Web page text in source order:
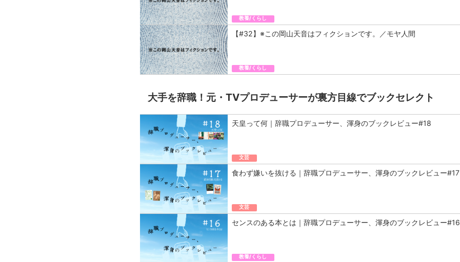
教養/くらし
【#32】※この岡山天音はフィクションです。／モヤ人間
教養/くらし
大手を辞職！元・TVプロデューサーが裏方目線でブックセレクト
天皇って何｜辞職プロデューサー、渾身のブックレビュー#18
文芸
食わず嫌いを抜ける｜辞職プロデューサー、渾身のブックレビュー#17
文芸
センスのある本とは｜辞職プロデューサー、渾身のブックレビュー#16
教養/くらし